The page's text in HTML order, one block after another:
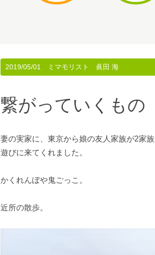
2019/05/01 ミマモリスト 眞田 海
繋がっていくもの
妻の実家に、東京から娘の友人家族が2家族
遊びに来てくれました。
かくれんぼや鬼ごっこ。
近所の散歩。